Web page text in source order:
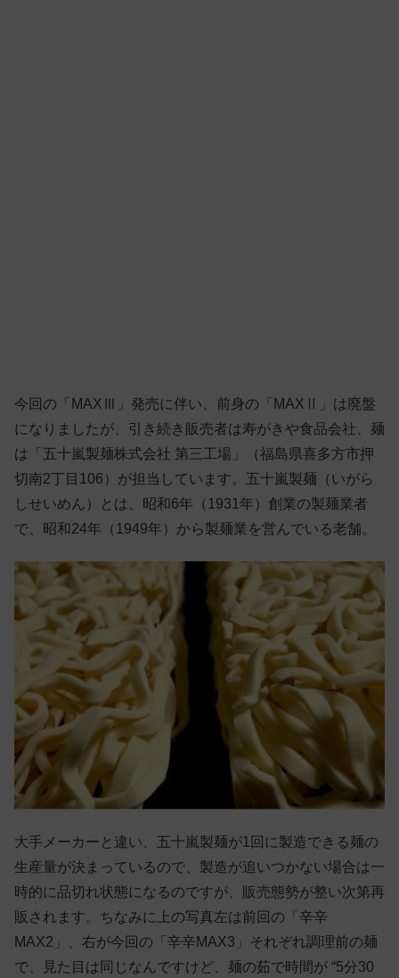
今回の「MAXⅢ」発売に伴い、前身の「MAXⅡ」は廃盤
になりましたが、引き続き販売者は寿がきや食品会社、麺
は「五十嵐製麺株式会社 第三工場」（福島県喜多方市押
切南2丁目106）が担当しています。五十嵐製麺（いがら
しせいめん）とは、昭和6年（1931年）創業の製麺業者
で、昭和24年（1949年）から製麺業を営んでいる老舗。
大手メーカーと違い、五十嵐製麺が1回に製造できる麺の
生産量が決まっているので、製造が追いつかない場合は一
時的に品切れ状態になるのですが、販売態勢が整い次第再
販されます。ちなみに上の写真左は前回の「辛辛
MAX2」、右が今回の「辛辛MAX3」それぞれ調理前の麺
で、見た目は同じなんですけど、麺の茹で時間が “5分30